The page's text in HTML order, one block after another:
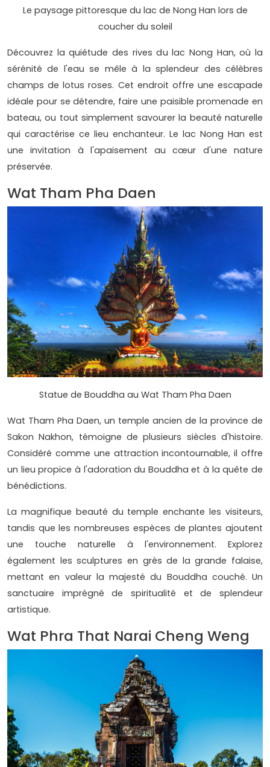
Le paysage pittoresque du lac de Nong Han lors de
coucher du soleil
Découvrez la quiétude des rives du lac Nong Han, où la
sérénité de l'eau se mêle à la splendeur des célèbres
champs de lotus roses. Cet endroit offre une escapade
idéale pour se détendre, faire une paisible promenade en
bateau, ou tout simplement savourer la beauté naturelle
qui caractérise ce lieu enchanteur. Le lac Nong Han est
une invitation à l'apaisement au cœur d'une nature
préservée.
Wat Tham Pha Daen
Statue de Bouddha au Wat Tham Pha Daen
Wat Tham Pha Daen, un temple ancien de la province de
Sakon Nakhon, témoigne de plusieurs siècles d'histoire.
Considéré comme une attraction incontournable, il offre
un lieu propice à l'adoration du Bouddha et à la quête de
bénédictions.
La magnifique beauté du temple enchante les visiteurs,
tandis que les nombreuses espèces de plantes ajoutent
une touche naturelle à l'environnement. Explorez
également les sculptures en grès de la grande falaise,
mettant en valeur la majesté du Bouddha couché. Un
sanctuaire imprégné de spiritualité et de splendeur
artistique.
Wat Phra That Narai Cheng Weng